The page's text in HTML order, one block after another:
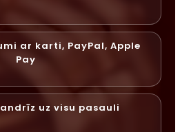
ar karti, PayPal, Apple
Pay
uz visu pasauli